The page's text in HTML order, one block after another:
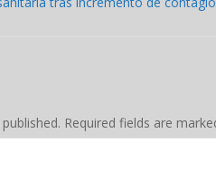
Required fields are